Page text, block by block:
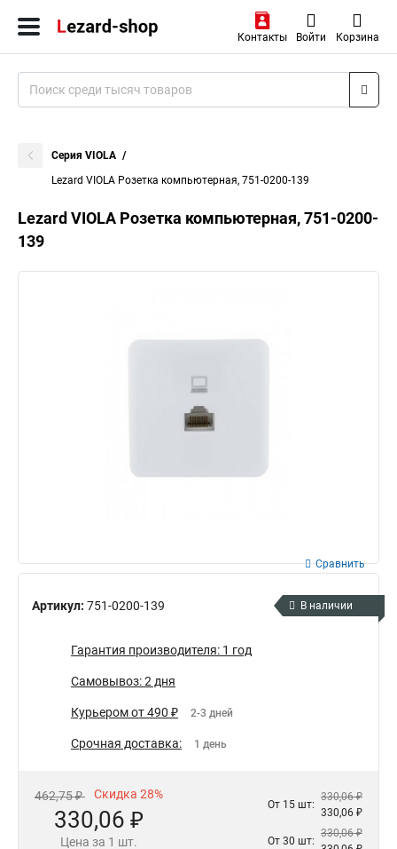
Контакты Войти Корзина
Серия VIOLA
Lezard VIOLA Розетка компьютерная, 751-0200-139
Lezard VIOLA Розетка компьютерная, 751-0200-
139
Артикул: 751-0200-139
Сравнить
В наличии
Гарантия производителя: 1 год
Самовывоз: 2 дня
Курьером от 490 ₽ 2-3 дней
Срочная доставка: 1 день
462,75 ₽ Скидка 28%
330,06 ₽
Цена за 1 шт.
От 15 шт:
330,06 ₽
330,06 ₽
От 30 шт:
330,06 ₽